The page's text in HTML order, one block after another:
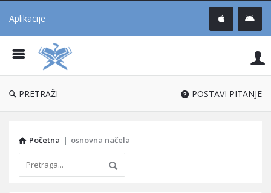
Aplikacije
®
PRETRAŽI POSTAVI PITANJE
Početna | osnovna načela